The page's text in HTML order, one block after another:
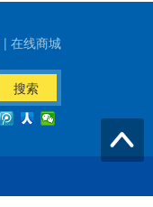
| 在线商城
搜索